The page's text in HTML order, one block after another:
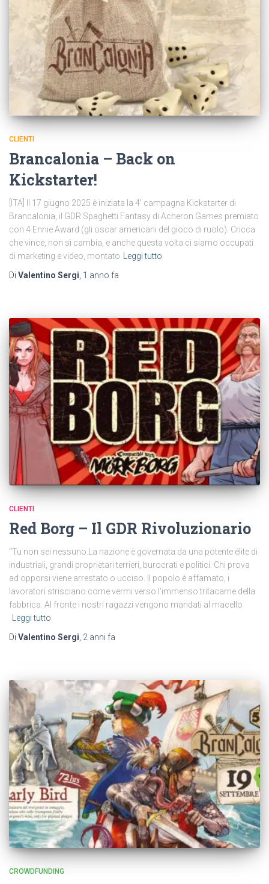
CLIENTI
Brancalonia – Back on
Kickstarter!
[ITA] Il 17 giugno 2025 è iniziata la 4′ campagna Kickstarter di
Brancalonia, il GDR Spaghetti Fantasy di Acheron Games premiato
con 4 Ennie Award (gli oscar americani del gioco di ruolo). Cricca
che vince, non si cambia, e anche questa volta ci siamo occupati
di marketing e video, montato
Leggi tutto
Di Valentino Sergi 1 anno fa
CLIENTI
Red Borg – Il GDR Rivoluzionario
“Tu non sei nessuno.La nazione è governata da una potente élite di
industriali, grandi proprietari terrieri, burocrati e politici. Chi prova
ad opporsi viene arrestato o ucciso. Il popolo è affamato, i
lavoratori strisciano come vermi verso l’immenso tritacarne della
fabbrica. Al fronte i nostri ragazzi vengono mandati al macello
Leggi tutto
Di Valentino Sergi, 2 anni fa
CROWDFUNDING